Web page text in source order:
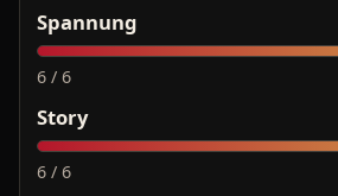
Spannung
6 / 6
Story
6 / 6